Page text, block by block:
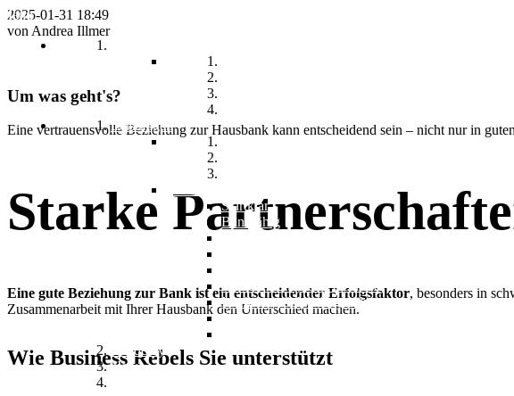
Menu
Leistungen
Startklar
Bankfähig
IT- & ERP-System Beratung
Marketing & Werbegrafik
Personalverrechnung
Academy
News
2025-01-31 18:49
von Andrea Illmer
Um was geht's?
Eine vertrauensvolle Beziehung zur Hausbank kann entscheidend sein – nicht nur in
Starke
Eine gute Beziehung zur Bank ist ein entscheidender Erfolgsfaktor, besonders in
Zusammenarbeit mit Ihrer Hausbank den Unterschied machen.
Wie Business Rebels Sie unterstützt